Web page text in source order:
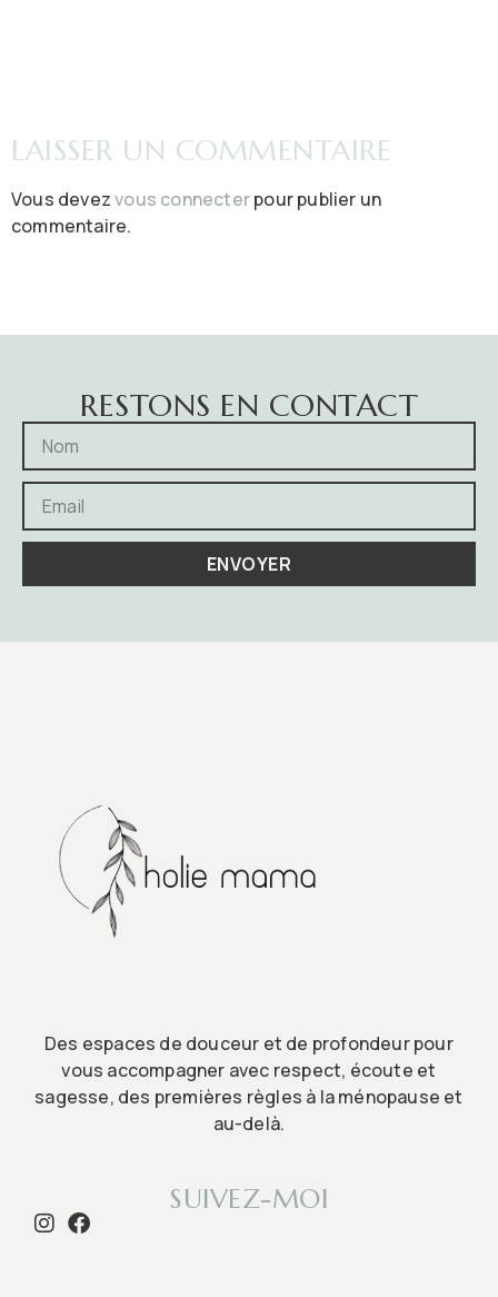
LAISSER UN COMMENTAIRE
Vous devezvous connecterpour publier un
commentaire.
RESTONS EN CONTACT
ENVOYER
Des espaces de douceur et de profondeur pour
vous accompagner avec respect, écoute et
sagesse, des premières règles à la ménopause et
au-delà.
SUIVEZ-MOI